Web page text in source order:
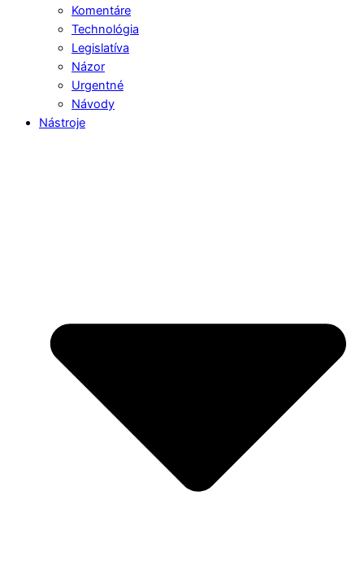
Komentáre
Technológia
Legislatíva
Názor
Urgentné
Návody
Nástroje